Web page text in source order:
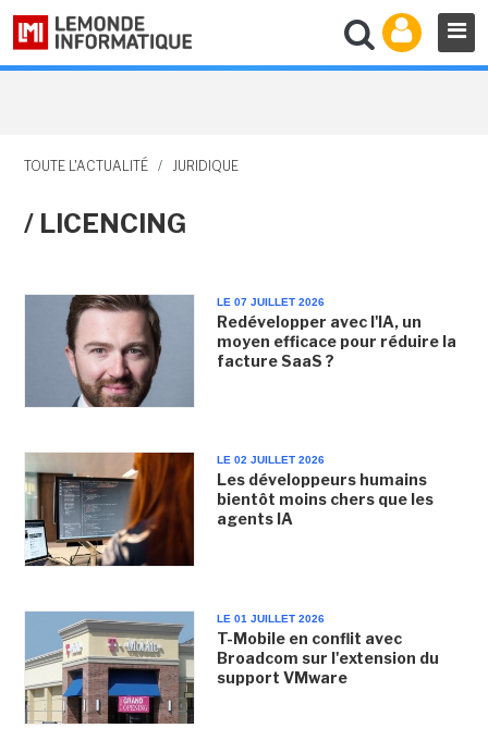
TOUTE L'ACTUALITÉ / JURIDIQUE
/ LICENCING
LE 07 JUILLET 2026
Redévelopper avec l'IA, un
moyen efficace pour réduire la
facture SaaS ?
LE 02 JUILLET 2026
Les développeurs humains
bientôt moins chers que les
agents IA
LE 01 JUILLET 2026
T-Mobile en conflit avec
Broadcom sur l'extension du
support VMware